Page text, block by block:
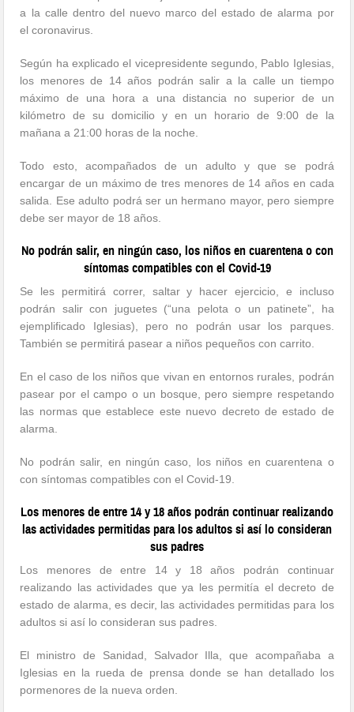
a la calle dentro del nuevo marco del estado de alarma por
el coronavirus.
Según ha explicado el vicepresidente segundo, Pablo Iglesias,
los menores de 14 años podrán salir a la calle un tiempo
máximo de una hora a una distancia no superior de un
kilómetro de su domicilio y en un horario de 9:00 de la
mañana a 21:00 horas de la noche.
Todo esto, acompañados de un adulto y que se podrá
encargar de un máximo de tres menores de 14 años en cada
salida. Ese adulto podrá ser un hermano mayor, pero siempre
debe ser mayor de 18 años.
No podrán salir, en ningún caso, los niños en cuarentena o con
síntomas compatibles con el Covid-19
Se les permitirá correr, saltar y hacer ejercicio, e incluso
podrán salir con juguetes (“una pelota o un patinete”, ha
ejemplificado Iglesias), pero no podrán usar los parques.
También se permitirá pasear a niños pequeños con carrito.
En el caso de los niños que vivan en entornos rurales, podrán
pasear por el campo o un bosque, pero siempre respetando
las normas que establece este nuevo decreto de estado de
alarma.
No podrán salir, en ningún caso, los niños en cuarentena o
con síntomas compatibles con el Covid-19.
Los menores de entre 14 y 18 años podrán continuar realizando
las actividades permitidas para los adultos si así lo consideran
sus padres
Los menores de entre 14 y 18 años podrán continuar
realizando las actividades que ya les permitía el decreto de
estado de alarma, es decir, las actividades permitidas para los
adultos si así lo consideran sus padres.
El ministro de Sanidad, Salvador Illa, que acompañaba a
Iglesias en la rueda de prensa donde se han detallado los
pormenores de la nueva orden.